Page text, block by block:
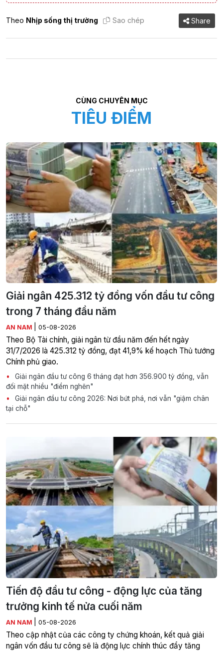
Theo Nhịp sống thị trường Sao chép Share
CÙNG CHUYÊN MỤC
TIÊU ĐIỂM
Giải ngân 425.312 tỷ đồng vốn đầu tư công
trong 7 tháng đầu năm
AN NAM 05-08-2026
Theo Bộ Tài chính, giải ngân từ đầu năm đến hết ngày
31/7/2026 là 425.312 tỷ đồng, đạt 41,9% kế hoạch Thủ tướng
Chính phủ giao.
Giải ngân đầu tư công 6 tháng đạt hơn 356.900 tỷ đồng, vẫn
đối mặt nhiều "điểm nghẽn"
Giải ngân đầu tư công 2026: Nơi bứt phá, nơi vẫn "giậm chân
tại chỗ"
Tiến độ đầu tư công - động lực của tăng
trưởng kinh tế nửa cuối năm
AN NAM 05-08-2026
Theo cập nhật của các công ty chứng khoán, kết quả giải
ngân vốn đầu tư công sẽ là động lực chính thúc đẩy tăng